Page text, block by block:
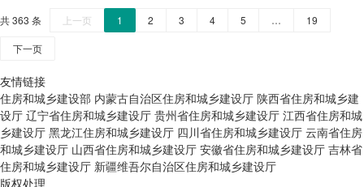
共 363 条 上一页 1 2 3 4 5 … 19
下一页
友情链接
住房和城乡建设部 内蒙古自治区住房和城乡建设厅 陕西省住房和城乡建
设厅 辽宁省住房和城乡建设厅 贵州省住房和城乡建设厅 江西省住房和城
乡建设厅 黑龙江住房和城乡建设厅 四川省住房和城乡建设厅 云南省住房
和城乡建设厅 山西省住房和城乡建设厅 安徽省住房和城乡建设厅 吉林省
住房和城乡建设厅 新疆维吾尔自治区住房和城乡建设厅
版权处理